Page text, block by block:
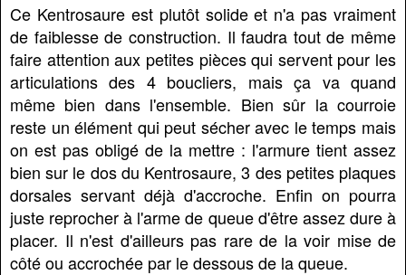
Ce Kentrosaure est plutôt solide et n'a pas vraiment
de faiblesse de construction. Il faudra tout de même
faire attention aux petites pièces qui servent pour les
articulations des 4 boucliers, mais ça va quand
même bien dans l'ensemble. Bien sûr la courroie
reste un élément qui peut sécher avec le temps mais
on est pas obligé de la mettre : l'armure tient assez
bien sur le dos du Kentrosaure, 3 des petites plaques
dorsales servant déjà d'accroche. Enfin on pourra
juste reprocher à l'arme de queue d'être assez dure à
placer. Il n'est d'ailleurs pas rare de la voir mise de
côté ou accrochée par le dessous de la queue.